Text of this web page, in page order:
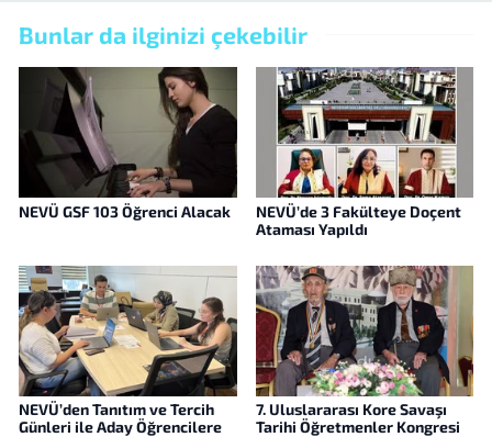
Bunlar da ilginizi çekebilir
NEVÜ GSF 103 Öğrenci Alacak
NEVÜ’de 3 Fakülteye Doçent
Ataması Yapıldı
NEVÜ’den Tanıtım ve Tercih
Günleri ile Aday Öğrencilere
7. Uluslararası Kore Savaşı
Tarihi Öğretmenler Kongresi